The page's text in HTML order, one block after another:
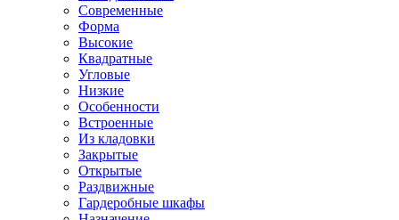
Современные
Форма
Высокие
Квадратные
Угловые
Низкие
Особенности
Встроенные
Из кладовки
Закрытые
Открытые
Раздвижные
Гардеробные шкафы